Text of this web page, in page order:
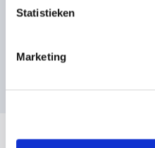
Statistieken
Marketing